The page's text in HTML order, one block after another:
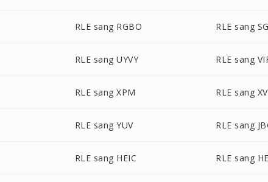
RLE sang RGBO RLE sang
RLE sang UYVY RLE sang
RLE sang XPM RLE sang XV
RLE sang YUV RLE sang
RLE sang HEIC RLE sang